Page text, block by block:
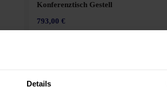
Details
Konferenztisch Gestell
793,00 €